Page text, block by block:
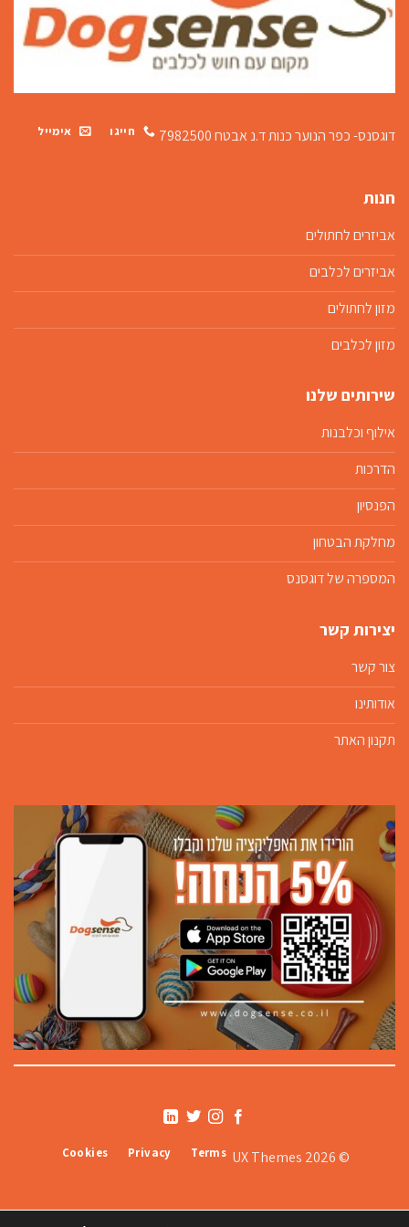
דוגסנס- כפר הנוער כנותד.נ אבטח 7982500 חייגו אימייל
חנות
אביזרים לחתולים
אביזרים לכלבים
מזון לחתולים
מזון לכלבים
שירותים שלנו
אילוף וכלבנות
הדרכות
הפנסיון
מחלקת הבטחון
המספרה של דוגסנס
יצירות קשר
צור קשר
אודותינו
תקנון האתר
© 2026 UX Themes
Terms
Privacy
Cookies